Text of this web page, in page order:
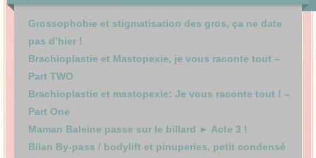
Grossophobie et stigmatisation des gros, ça ne date
pas d’hier !
Brachioplastie et Mastopexie, je vous raconte tout –
Part TWO
Brachioplastie et mastopexie: Je vous raconte tout ! –
Part One
Maman Baleine passe sur le billard ► Acte 3 !
Bilan By-pass / bodylift et pinuperies, petit condensé